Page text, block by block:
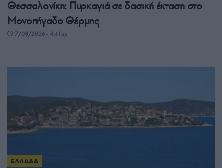
Θεσσαλονίκη: Πυρκαγιά σε δασική έκταση στο
Μονοπήγαδο Θέρμης
7/08/2026 - 4:41μμ
ΕΛΛΑΔΑ